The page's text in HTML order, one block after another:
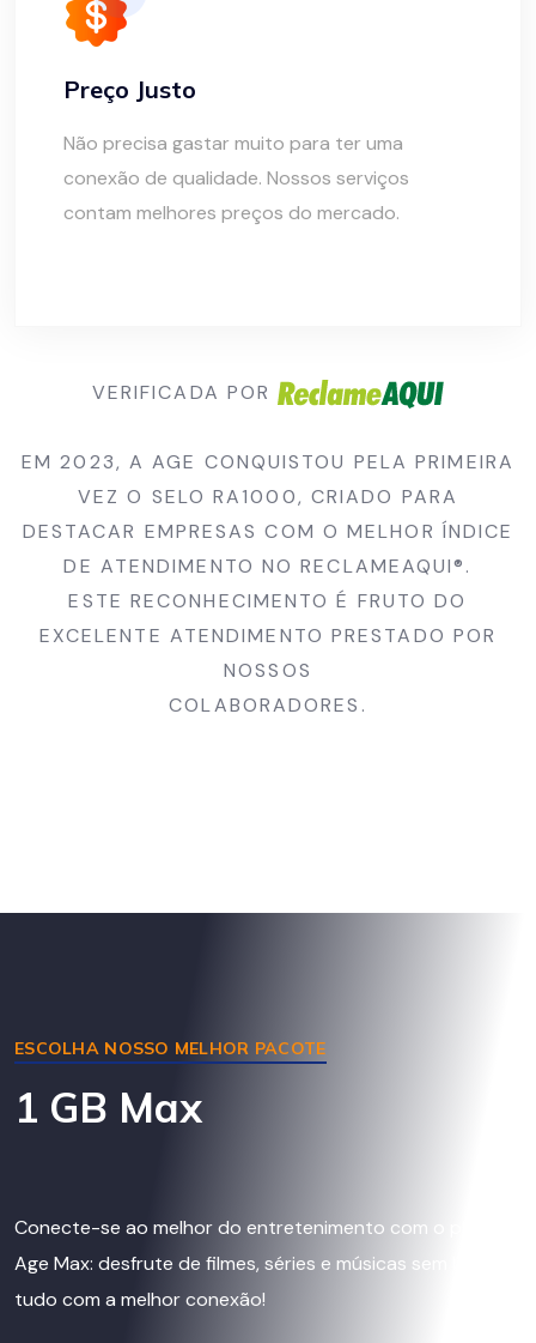
Preço Justo
Não precisa gastar muito para ter uma
conexão de qualidade. Nossos serviços
contam melhores preços do mercado.
VERIFICADA POR
EM 2023, A AGE CONQUISTOU PELA PRIMEIRA
VEZ O SELO RA1000, CRIADO PARA
DESTACAR EMPRESAS COM O MELHOR ÍNDICE
DE ATENDIMENTO NO RECLAMEAQUI®.
ESTE RECONHECIMENTO É FRUTO DO
EXCELENTE ATENDIMENTO PRESTADO POR
NOSSOS
COLABORADORES.
ESCOLHA NOSSO MELHOR PACOTE
1 GB Max
Conecte-se ao melhor do entretenimento com o plano
Age Max: desfrute de filmes, séries e músicas sem limites,
tudo com a melhor conexão!